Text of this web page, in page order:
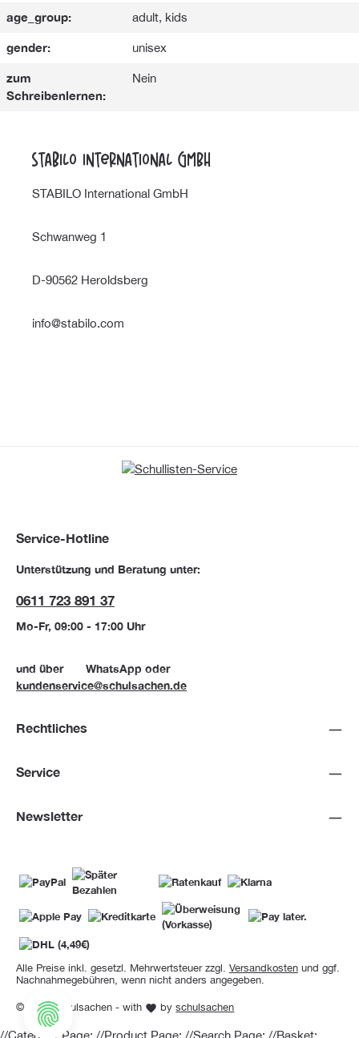
age_group: adult, kids
gender: unisex
zum
Schreibenlernen:
Nein
STABILO International GmbH
STABILO International GmbH
Schwanweg 1
D-90562 Heroldsberg
info@stabilo.com
Service-Hotline
Unterstützung und Beratung unter:
0611 723 891 37
Mo-Fr, 09:00 - 17:00 Uhr
und über WhatsApp oder
kundenservice@schulsachen.de
Rechtliches
Service
Newsletter
© 2026 Schulsachen - with byschulsachen
Alle Preise inkl. gesetzl. Mehrwertsteuer zzgl. Versandkosten und ggf.
Nachnahmegebühren, wenn nicht anders angegeben.
//Category Page: //Product Page: //Search Page: //Basket: